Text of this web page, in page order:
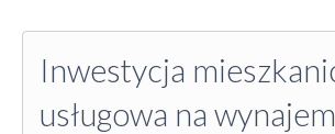
Inwestycja
usługowa na